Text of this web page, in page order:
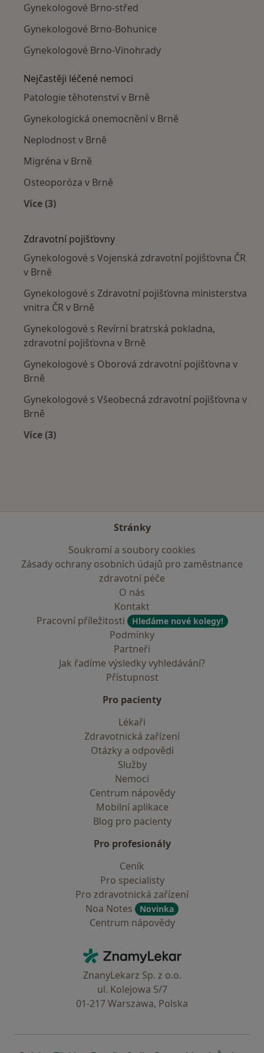
Gynekologové Brno-střed
Gynekologové Brno-Bohunice
Gynekologové Brno-Vinohrady
Nejčastěji léčené nemoci
Patologie těhotenství v Brně
Gynekologická onemocnění v Brně
Neplodnost v Brně
Migréna v Brně
Osteoporóza v Brně
Více (3)
Zdravotní pojišťovny
Gynekologové s Vojenská zdravotní pojišťovna ČR
v Brně
Gynekologové s Zdravotní pojišťovna ministerstva
vnitra ČR v Brně
Gynekologové s Revírní bratrská pokladna,
zdravotní pojišťovna v Brně
Gynekologové s Oborová zdravotní pojišťovna v
Brně
Gynekologové s Všeobecná zdravotní pojišťovna v
Brně
Více (3)
Stránky
Soukromí a soubory cookies
Zásady ochrany osobních údajů pro zaměstnance
zdravotní péče
O nás
Kontakt
Pracovní příležitosti
Hledáme nové kolegy!
Podmínky
Partneři
Jak řadíme výsledky vyhledávání?
Přístupnost
Pro pacienty
Lékaři
Zdravotnická zařízení
Otázky a odpovědi
Služby
Nemoci
Centrum nápovědy
Mobilní aplikace
Blog pro pacienty
Pro profesionály
Ceník
Pro specialisty
Pro zdravotnická zařízení
Noa Notes
Novinka
Centrum nápovědy
ZnamyLekar - Hlavní stránka
ZnanyLekarz Sp. z o.o.
ul. Kolejowa 5/7
01-217 Warszawa, Polska